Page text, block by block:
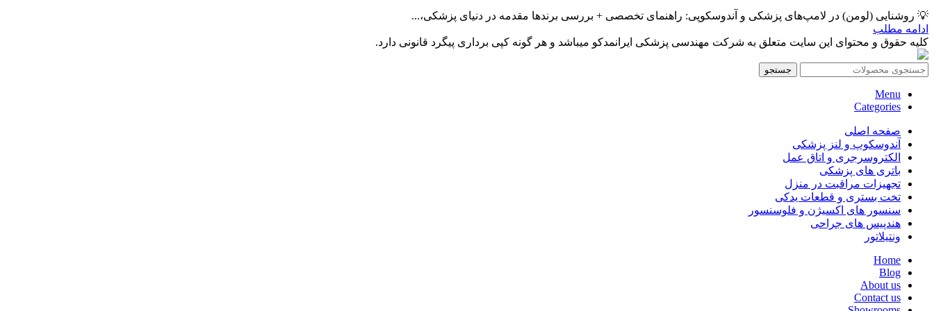
💡 روشنایی (لومن) در لامپ‌های پزشکی و آندوسکوپی: راهنمای تخصصی + بررسی برندها مقدمه در دنیای پزشکی،...
ادامه مطلب
کلیه حقوق و محتوای این سایت متعلق به شرکت مهندسی پزشکی ایرانمدکو میباشد و هر گونه کپی برداری پیگرد قانونی دارد.
جستجو
Menu
Categories
صفحه اصلی
آندوسکوپ و لنز پزشکی
الکتروسرجری و اتاق عمل
باتری های پزشکی
تجهیزات مراقبت در منزل
تخت بستری و قطعات یدکی
سنسور های اکسیژن و فلوسنسور
هندپیس های جراحی
ونتیلاتور
Home
Blog
About us
Contact us